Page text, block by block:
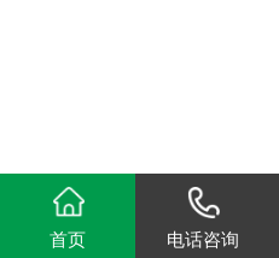
首页 电话咨询